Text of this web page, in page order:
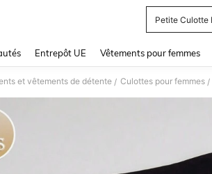
Petite Culotte
Entrepôt UE Vêtements pour femmes
et vêtements de détente / Culottes pour femmes /